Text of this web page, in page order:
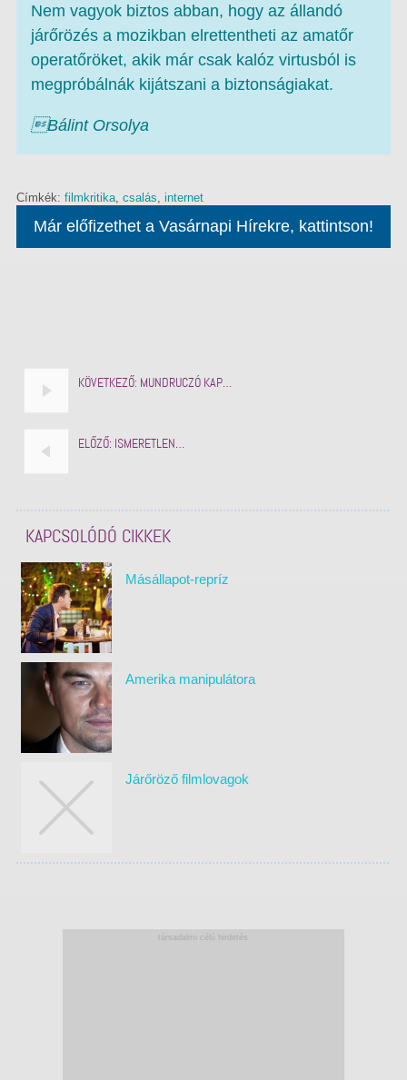
Nem vagyok biztos abban, hogy az állandó
járőrözés a mozikban elrettentheti az amatőr
operatőröket, akik már csak kalóz virtusból is
megpróbálnák kijátszani a biztonságiakat.
Bálint Orsolya
Címkék: filmkritika, csalás, internet
Már előfizethet a Vasárnapi Hírekre, kattintson!
KÖVETKEZŐ: MUNDRUCZÓ KAP…
ELŐZŐ: ISMERETLEN…
KAPCSOLÓDÓ CIKKEK
Másállapot-repríz
Amerika manipulátora
Járőröző filmlovagok
társadalmi célú hirdetés